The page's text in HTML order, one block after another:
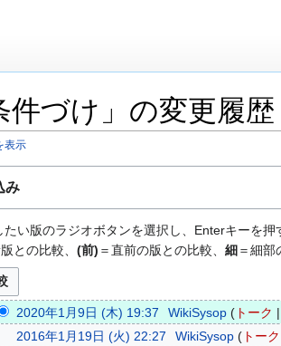
件づけ」の変更履歴
表示
み
い版のラジオボタンを選択し、Enterキーを押
との比較、 (前) ＝直前の版との比較、 細＝細部
2020年1月9日 (木) 19:37 WikiSysop トーク
2016年1月19日 (火) 22:27 WikiSysop トーク